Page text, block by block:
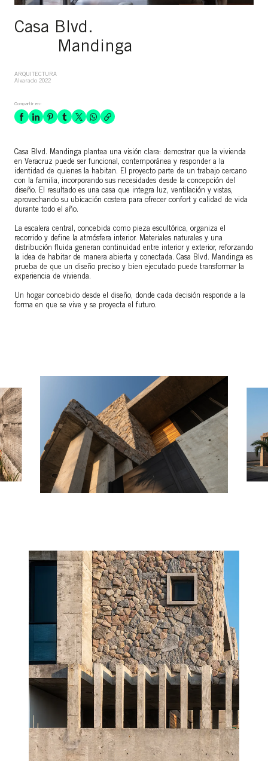
Casa Blvd.
Mandinga
ARQUITECTURA
Alvarado 2022
Compartir en:
Casa Blvd. Mandinga plantea una visión clara: demostrar que la vivienda
en Veracruz puede ser funcional, contemporánea y responder a la
identidad de quienes la habitan. El proyecto parte de un trabajo cercano
con la familia, incorporando sus necesidades desde la concepción del
diseño. El resultado es una casa que integra luz, ventilación y vistas,
aprovechando su ubicación costera para ofrecer confort y calidad de vida
durante todo el año.
La escalera central, concebida como pieza escultórica, organiza el
recorrido y define la atmósfera interior. Materiales naturales y una
distribución fluida generan continuidad entre interior y exterior, reforzando
la idea de habitar de manera abierta y conectada. Casa Blvd. Mandinga es
prueba de que un diseño preciso y bien ejecutado puede transformar la
experiencia de vivienda.
Un hogar concebido desde el diseño, donde cada decisión responde a la
forma en que se vive y se proyecta el futuro.